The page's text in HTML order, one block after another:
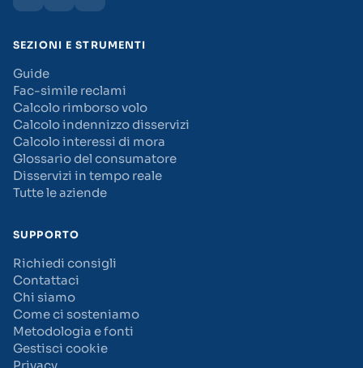
SEZIONI E STRUMENTI
Guide
Fac-simile reclami
Calcolo rimborso volo
Calcolo indennizzo disservizi
Calcolo interessi di mora
Glossario del consumatore
Disservizi in tempo reale
Tutte le aziende
SUPPORTO
Richiedi consigli
Contattaci
Chi siamo
Come ci sosteniamo
Metodologia e fonti
Gestisci cookie